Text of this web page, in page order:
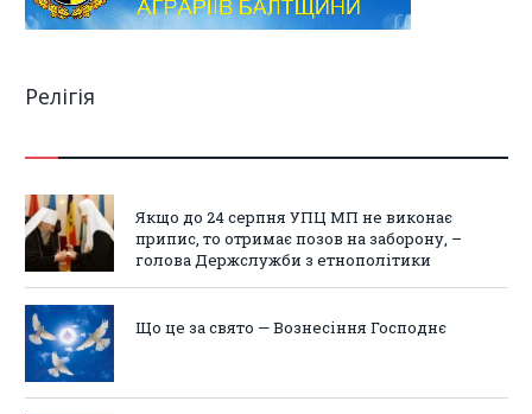
Релігія
Якщо до 24 серпня УПЦ МП не виконає
припис, то отримає позов на заборону, –
голова Держслужби з етнополітики
Що це за свято — Вознесіння Господнє